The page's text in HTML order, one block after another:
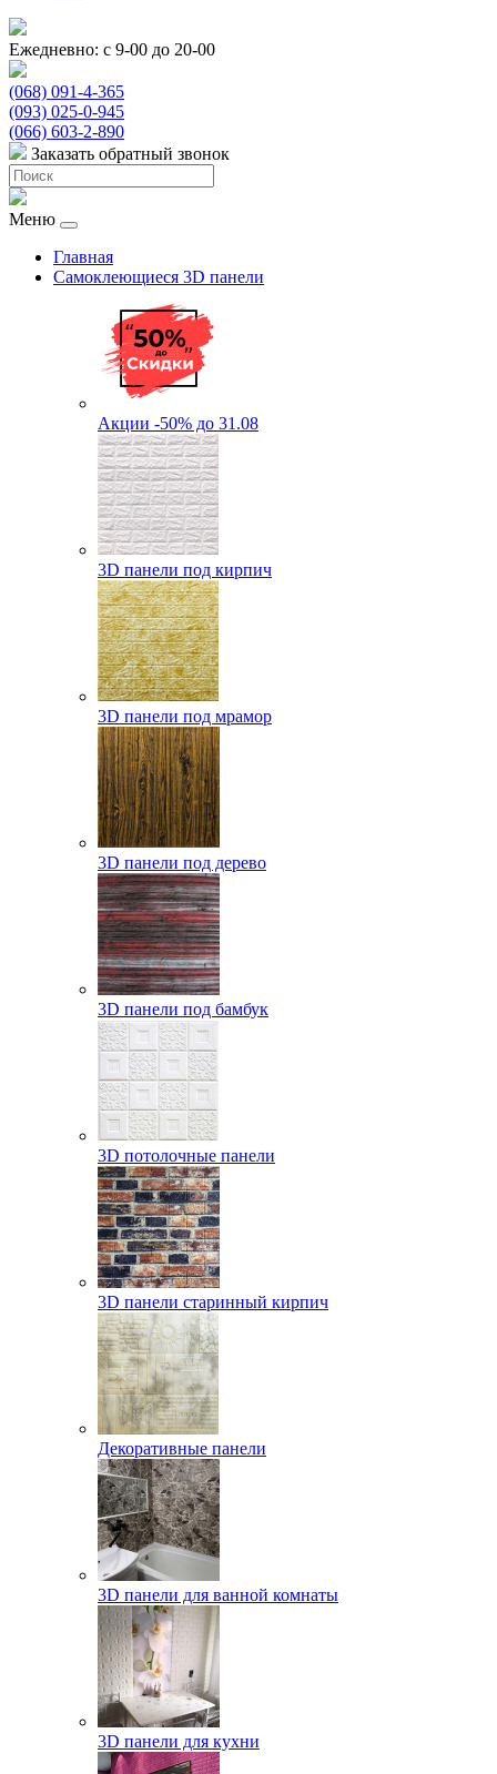
Ежедневно: с 9-00 до 20-00
(068) 091-4-365
(093) 025-0-945
(066) 603-2-890
Заказать обратный звонок
Меню
Главная
Самоклеющиеся 3D панели
Акции -50% до 31.08
3D панели под кирпич
3D панели под мрамор
3D панели под дерево
3D панели под бамбук
3D потолочные панели
3D панели старинный кирпич
Декоративные панели
3D панели для ванной комнаты
3D панели для кухни